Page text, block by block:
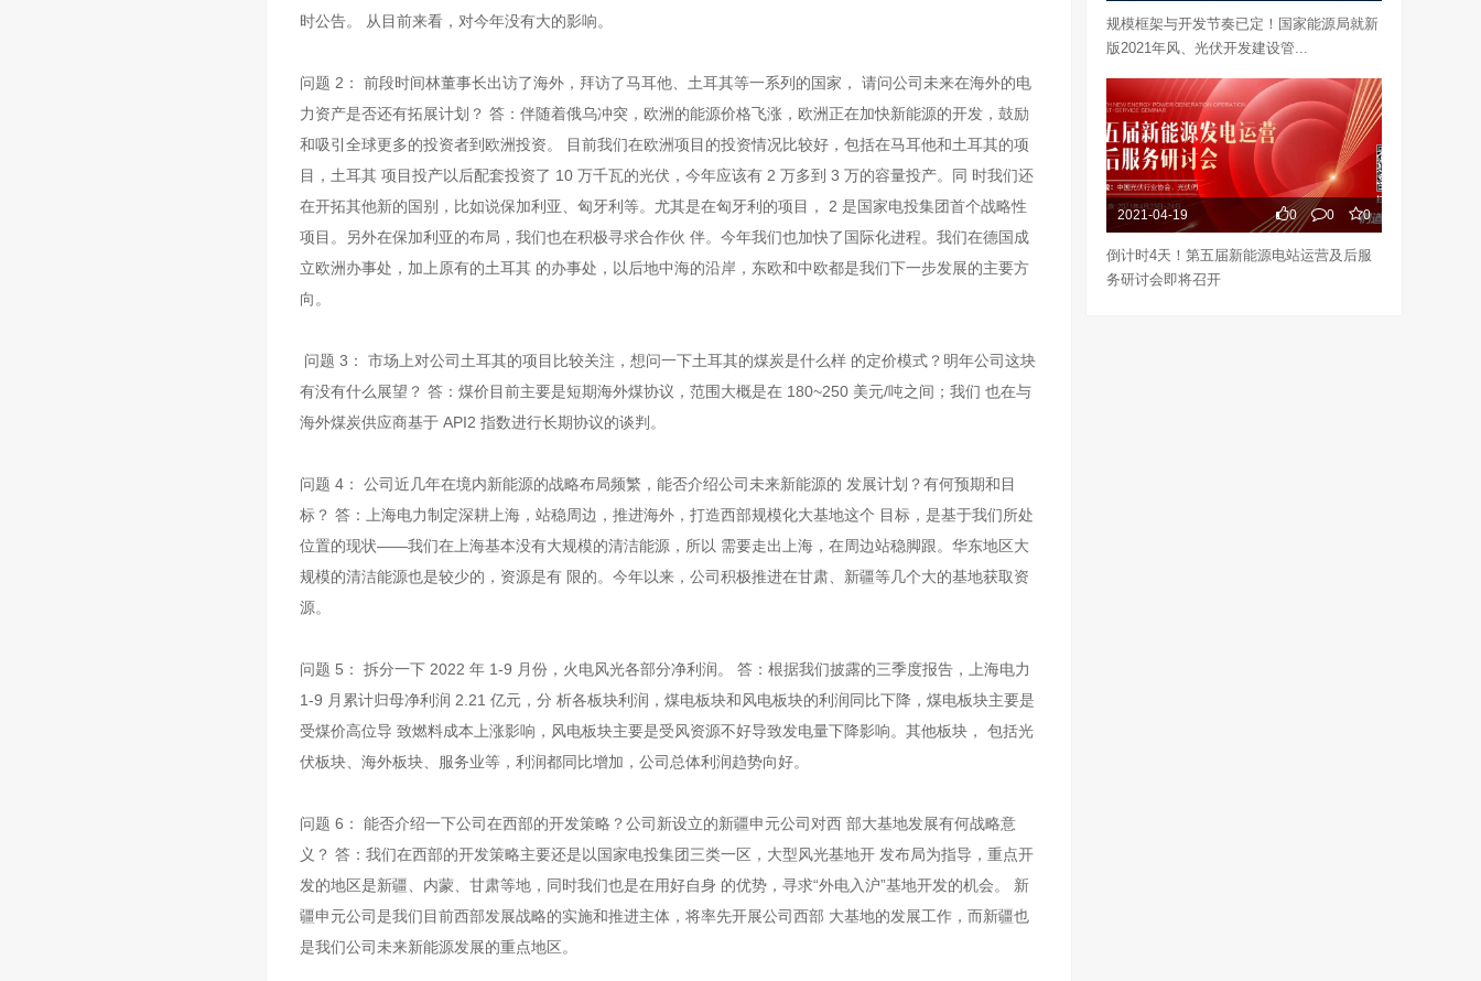
时公告。 从目前来看，对今年没有大的影响。
问题 2： 前段时间林董事长出访了海外，拜访了马耳他、土耳其等一系列的国家， 请问公司未来在海外的电
力资产是否还有拓展计划？ 答：伴随着俄乌冲突，欧洲的能源价格飞涨，欧洲正在加快新能源的开发，鼓励
和吸引全球更多的投资者到欧洲投资。 目前我们在欧洲项目的投资情况比较好，包括在马耳他和土耳其的项
目，土耳其 项目投产以后配套投资了 10 万千瓦的光伏，今年应该有 2 万多到 3 万的容量投产。同 时我们还
在开拓其他新的国别，比如说保加利亚、匈牙利等。尤其是在匈牙利的项目， 2 是国家电投集团首个战略性
项目。另外在保加利亚的布局，我们也在积极寻求合作伙 伴。今年我们也加快了国际化进程。我们在德国成
立欧洲办事处，加上原有的土耳其 的办事处，以后地中海的沿岸，东欧和中欧都是我们下一步发展的主要方
向。
问题 3： 市场上对公司土耳其的项目比较关注，想问一下土耳其的煤炭是什么样 的定价模式？明年公司这块
有没有什么展望？ 答：煤价目前主要是短期海外煤协议，范围大概是在 180~250 美元/吨之间；我们 也在与
海外煤炭供应商基于 API2 指数进行长期协议的谈判。
问题 4： 公司近几年在境内新能源的战略布局频繁，能否介绍公司未来新能源的 发展计划？有何预期和目
标？ 答：上海电力制定深耕上海，站稳周边，推进海外，打造西部规模化大基地这个 目标，是基于我们所处
位置的现状——我们在上海基本没有大规模的清洁能源，所以 需要走出上海，在周边站稳脚跟。华东地区大
规模的清洁能源也是较少的，资源是有 限的。今年以来，公司积极推进在甘肃、新疆等几个大的基地获取资
源。
问题 5： 拆分一下 2022 年 1-9 月份，火电风光各部分净利润。 答：根据我们披露的三季度报告，上海电力
1-9 月累计归母净利润 2.21 亿元，分 析各板块利润，煤电板块和风电板块的利润同比下降，煤电板块主要是
受煤价高位导 致燃料成本上涨影响，风电板块主要是受风资源不好导致发电量下降影响。其他板块， 包括光
伏板块、海外板块、服务业等，利润都同比增加，公司总体利润趋势向好。
问题 6： 能否介绍一下公司在西部的开发策略？公司新设立的新疆申元公司对西 部大基地发展有何战略意
义？ 答：我们在西部的开发策略主要还是以国家电投集团三类一区，大型风光基地开 发布局为指导，重点开
发的地区是新疆、内蒙、甘肃等地，同时我们也是在用好自身 的优势，寻求“外电入沪”基地开发的机会。 新
疆申元公司是我们目前西部发展战略的实施和推进主体，将率先开展公司西部 大基地的发展工作，而新疆也
是我们公司未来新能源发展的重点地区。
规模框架与开发节奏已定！国家能源局就新
版2021年风、光伏开发建设管...
2021-04-19 0 0 0
倒计时4天！第五届新能源电站运营及后服
务研讨会即将召开